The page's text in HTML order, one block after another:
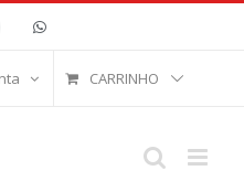
InstagramWhatsApp
CARRINHO